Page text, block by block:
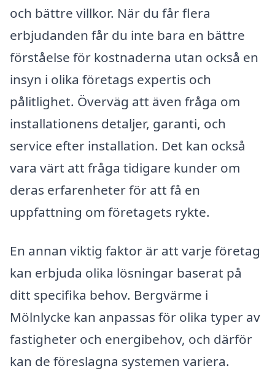
och bättre villkor. När du får flera
erbjudanden får du inte bara en bättre
förståelse för kostnaderna utan också en
insyn i olika företags expertis och
pålitlighet. Överväg att även fråga om
installationens detaljer, garanti, och
service efter installation. Det kan också
vara värt att fråga tidigare kunder om
deras erfarenheter för att få en
uppfattning om företagets rykte.
En annan viktig faktor är att varje företag
kan erbjuda olika lösningar baserat på
ditt specifika behov. Bergvärme i
Mölnlycke kan anpassas för olika typer av
fastigheter och energibehov, och därför
kan de föreslagna systemen variera.